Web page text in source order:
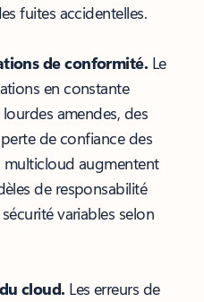
fuites accidentelles.
de conformité. Le
en constante
amendes, des
de confiance des
multicloud augmentent
de responsabilité
variables selon
cloud. Les erreurs de